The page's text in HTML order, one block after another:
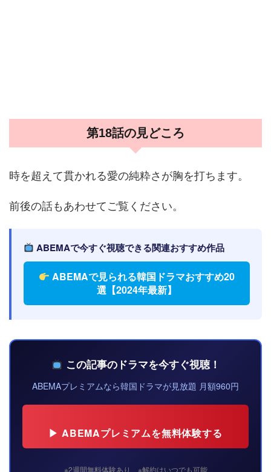
第18話の見どころ
時を超えて貫かれる愛の純粋さが胸を打ちます。
前後の話もあわせてご覧ください。
ABEMAで今すぐ視聴できる関連おすすめ作品
ABEMAで見られる韓国ドラマおすすめ20
選【2024年最新】
この記事のドラマを今すぐ視聴！
ABEMAプレミアムなら韓国ドラマが見放題 月額960円
▶ ABEMAプレミアムを無料体験する
※2週間無料体験あり ※解約はいつでも可能